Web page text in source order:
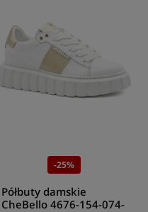
-25%
Półbuty damskie
CheBello 4676-154-074-